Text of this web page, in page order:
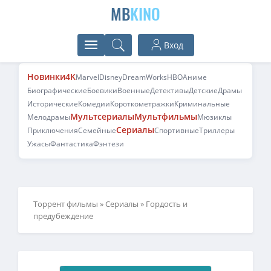
MBKINO
Вход
Новинки4KMarvelDisneyDreamWorksHBOАниме
БиографическиеБоевикиВоенныеДетективыДетскиеДрамы
ИсторическиеКомедииКороткометражкиКриминальные
МелодрамыМультсериалыМультфильмыМюзиклы
ПриключенияСемейныеСериалыСпортивныеТриллеры
УжасыФантастикаФэнтези
Торрент фильмы »Сериалы » Гордость и
предубеждение